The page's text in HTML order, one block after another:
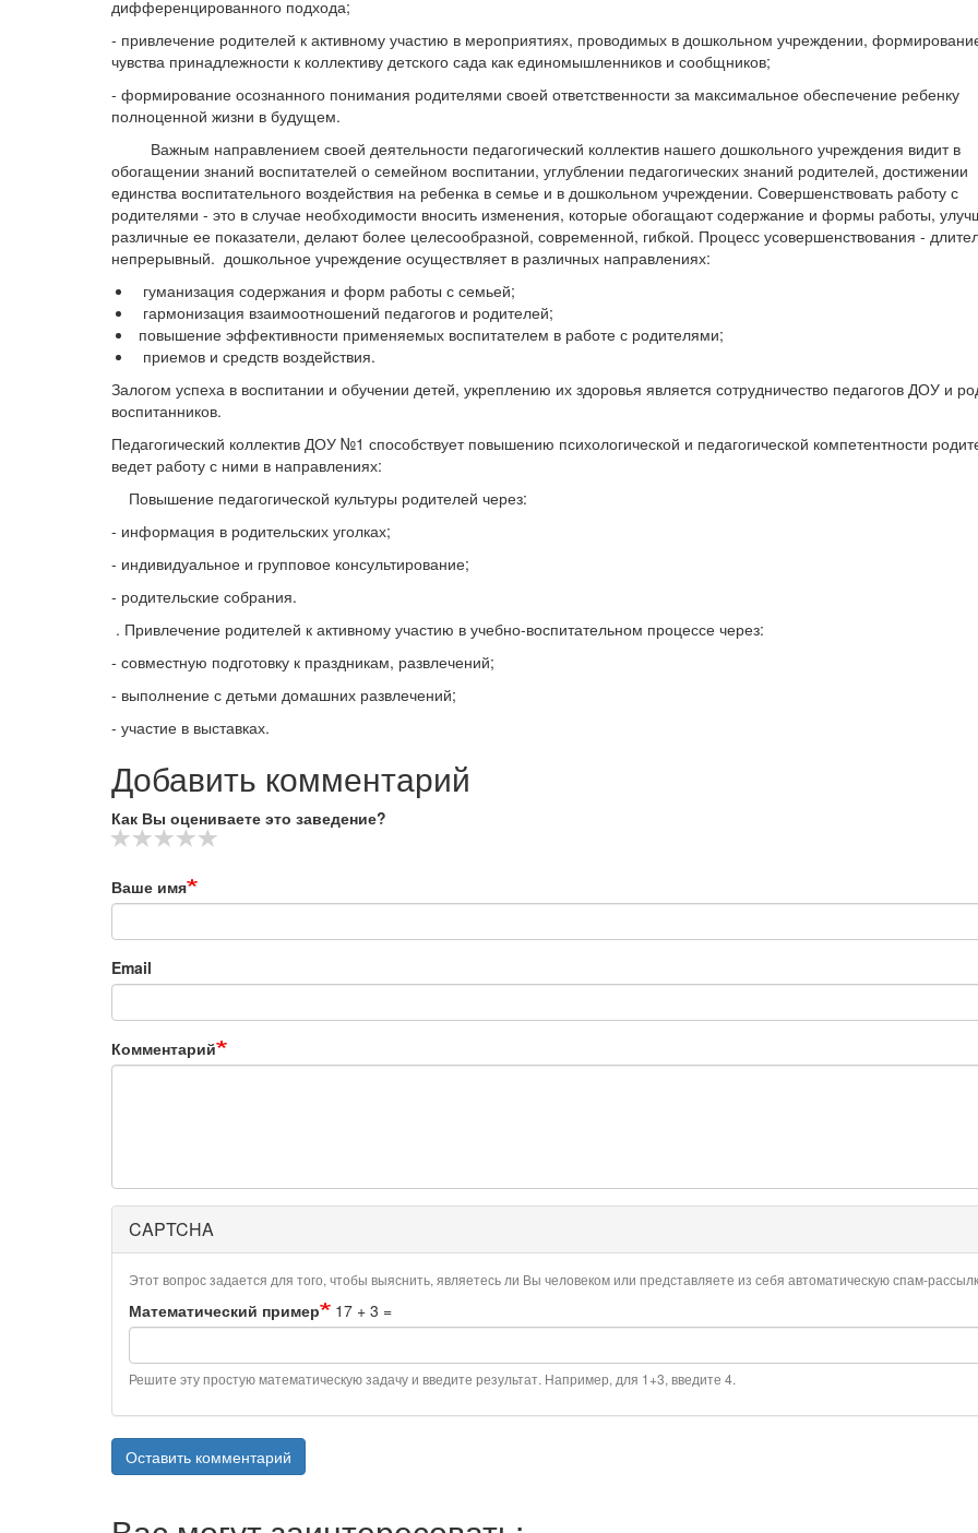
дифференцированного подхода;
- привлечение родителей к активному участию в мероприятиях, проводимых в дошкольном учреждении,
чувства принадлежности к коллективу детского сада как единомышленников и сообщников;
- формирование осознанного понимания родителями своей ответственности за максимальное обеспечение ребенку
полноценной жизни в будущем.
Важным направлением своей деятельности педагогический коллектив нашего дошкольного учреждения видит в
обогащении знаний воспитателей о семейном воспитании, углублении педагогических знаний родителей, достижении
единства воспитательного воздействия на ребенка в семье и в дошкольном учреждении. Совершенствовать работу с
родителями - это в случае необходимости вносить изменения, которые обогащают содержание и формы работы,
различные ее показатели, делают более целесообразной, современной, гибкой. Процесс усовершенствования -
непрерывный. дошкольное учреждение осуществляет в различных направлениях:
гуманизация содержания и форм работы с семьей;
гармонизация взаимоотношений педагогов и родителей;
повышение эффективности применяемых воспитателем в работе с родителями;
приемов и средств воздействия.
Залогом успеха в воспитании и обучении детей, укреплению их здоровья является сотрудничество педагогов ДОУ и
воспитанников.
Педагогический коллектив ДОУ №1 способствует повышению психологической и педагогической компетентности
ведет работу с ними в направлениях:
Повышение педагогической культуры родителей через:
- информация в родительских уголках;
- индивидуальное и групповое консультирование;
- родительские собрания.
. Привлечение родителей к активному участию в учебно-воспитательном процессе через:
- совместную подготовку к праздникам, развлечений;
- выполнение с детьми домашних развлечений;
- участие в выставках.
Добавить комментарий
Как Вы оцениваете это заведение?
Ваше имя
Email
Комментарий
CAPTCHA
Этот вопрос задается для того, чтобы выяснить, являетесь ли Вы человеком или представляете из себя автоматическую спам-
Математический пример 17 + 3 =
Решите эту простую математическую задачу и введите результат. Например, для 1+3, введите 4.
Оставить комментарий